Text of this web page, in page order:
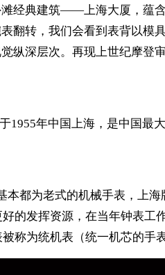
经典建筑——上海大厦，蕴
翻转，我们会看到表背以模
纵深层次。再现上世纪摩登
1955年中国上海，是中国
本都为老式的机械手表，上
的发挥资源，在当年钟表
称为统机表（统一机芯的手表